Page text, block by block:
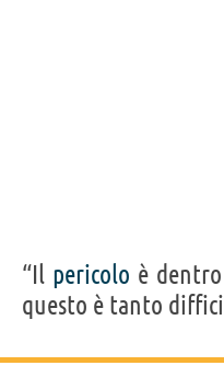
“Il pericolo è
questo è tanto